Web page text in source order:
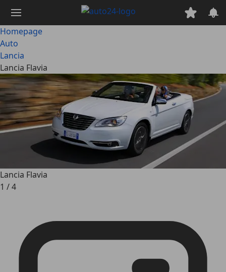
naar
hoofdinhoud
Homepage
Auto
Lancia
Lancia Flavia
Lancia Flavia
1 /4